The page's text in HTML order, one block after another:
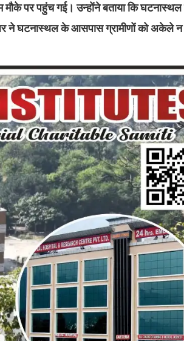
मौके पर पहुंच गई। उन्होंने बताया कि
ने घटनास्थल के आसपास ग्रामीणों को अकेले